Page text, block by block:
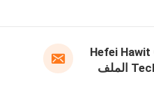
Hefei
Technology Co.,Ltd الملف